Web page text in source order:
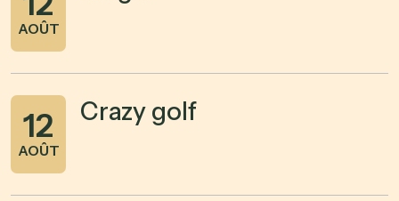
AOÛT
12
AOÛT
Crazy golf